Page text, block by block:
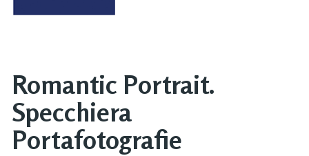
Romantic Portrait.
Specchiera
Portafotografie